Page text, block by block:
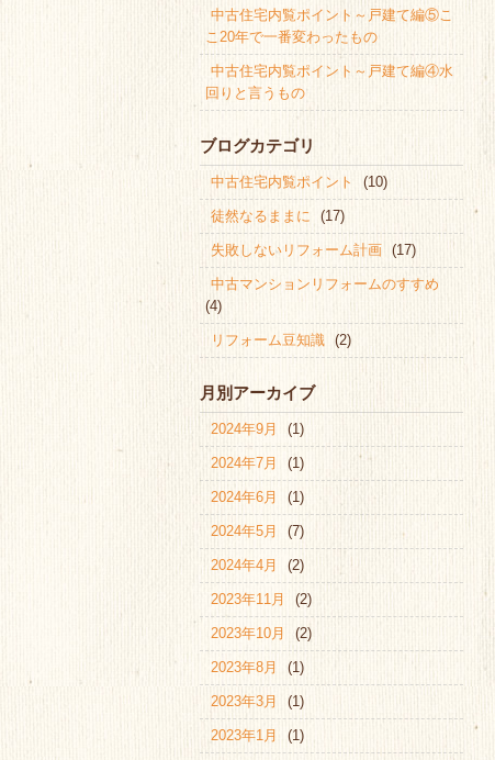
中古住宅内覧ポイント～戸建て編⑤こ
こ20年で一番変わったもの
中古住宅内覧ポイント～戸建て編④水
回りと言うもの
ブログカテゴリ
中古住宅内覧ポイント (10)
徒然なるままに (17)
失敗しないリフォーム計画 (17)
中古マンションリフォームのすすめ
(4)
リフォーム豆知識 (2)
月別アーカイブ
2024年9月 (1)
2024年7月 (1)
2024年6月 (1)
2024年5月 (7)
2024年4月 (2)
2023年11月 (2)
2023年10月 (2)
2023年8月 (1)
2023年3月 (1)
2023年1月 (1)